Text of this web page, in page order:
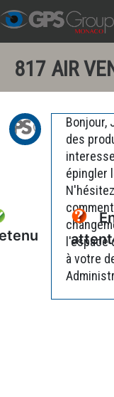
817 AIR
Bonjour,
des
épingler
l'espace
à votre